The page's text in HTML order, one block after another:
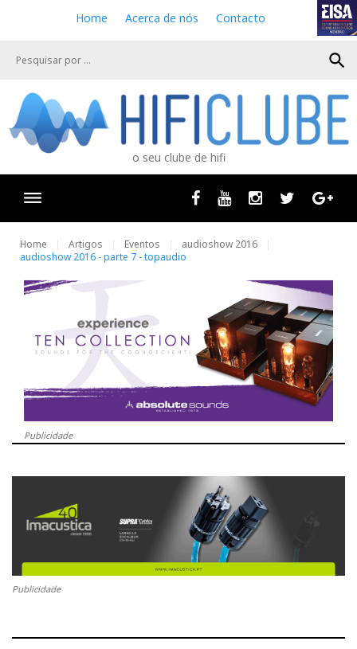
e
Home Acerca de nós Contacto
search
o seu clube de hifi
Facebook
Youtube InstagramTwitter
Home Artigos Eventos
audioshow 2016
audioshow 2016 - parte 7 - topaudio
Publicidade
Publicidade